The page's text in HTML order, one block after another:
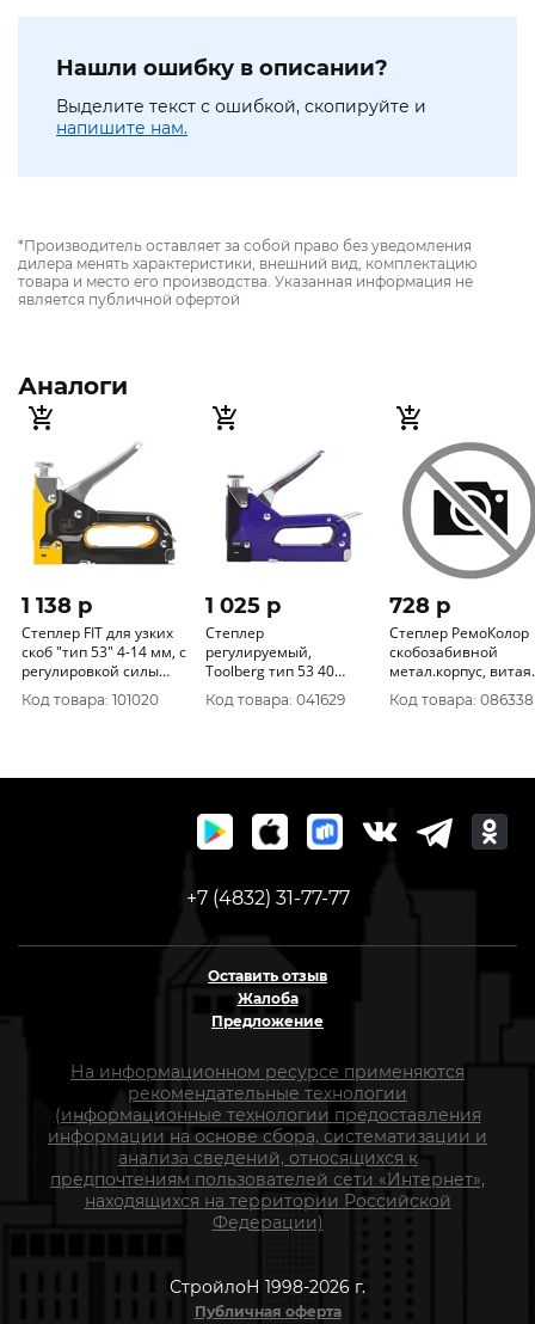
Нашли ошибку в описании?
Выделите текст с ошибкой, скопируйте и
напишите нам.
*Производитель оставляет за собой право без уведомления
дилера менять характеристики, внешний вид, комплектацию
товара и место его производства. Указанная информация не
является публичной офертой
Аналоги
1 138 p
Степлер FIT для узких
скоб "тип 53" 4-14 мм, с
регулировкой силы
удара, металлический
корпус 32145
Код товара: 101020
1 025 p
Степлер
регулируемый,
Toolberg тип 53 40
Китай 3400001
Код товара: 041629
728 p
Степлер РемоКолор
скобозабивной
метал.корпус, витая
пружина, 100 скоб,
скобы 53, 4-14 мм, 25-
Код товара: 086338
+7 (4832) 31-77-77
Оставить отзыв
Жалоба
Предложение
На информационном ресурсе применяются
рекомендательные технологии
(информационные технологии предоставления
информации на основе сбора, систематизации и
анализа сведений, относящихся к
предпочтениям пользователей сети «Интернет»,
находящихся на территории Российской
Федерации)
СтройлоН 1998-2026 г.
Публичная оферта